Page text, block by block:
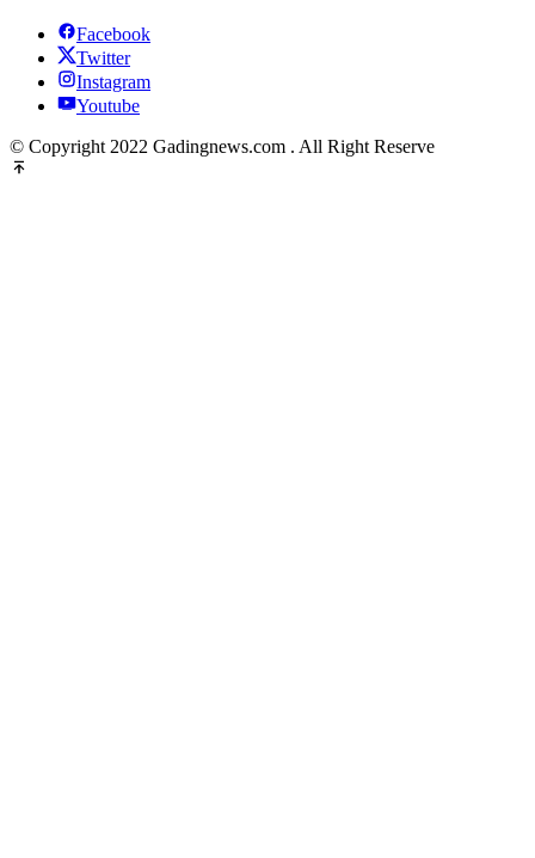
Facebook
Twitter
Instagram
Youtube
© Copyright 2022 Gadingnews.com . All Right Reserve